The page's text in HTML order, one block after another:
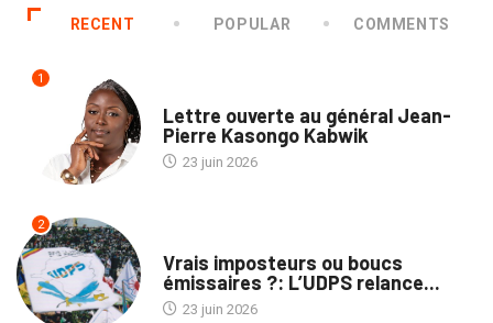
RECENT POPULAR COMMENTS
1
Lettre ouverte au général Jean-
Pierre Kasongo Kabwik
23 juin 2026
2
Vrais imposteurs ou boucs
émissaires ?: L’UDPS relance...
23 juin 2026